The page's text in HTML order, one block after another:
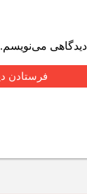
دیدگاهی می‌نویسم.